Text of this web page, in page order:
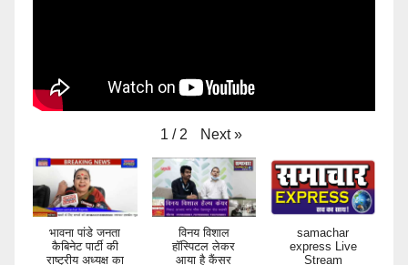
1 / 2 Next »
भावना पांडे जनता
कैबिनेट पार्टी की
राष्ट्रीय अध्यक्ष का
विनय विशाल
हॉस्पिटल लेकर
आया है कैंसर
samachar
express Live
Stream